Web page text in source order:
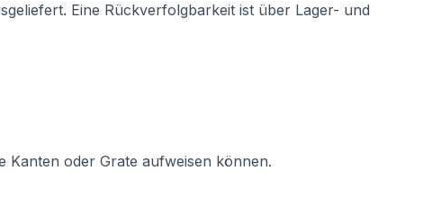
Eine Rückverfolgbarkeit ist über Lager- und
Kanten oder Grate aufweisen können.